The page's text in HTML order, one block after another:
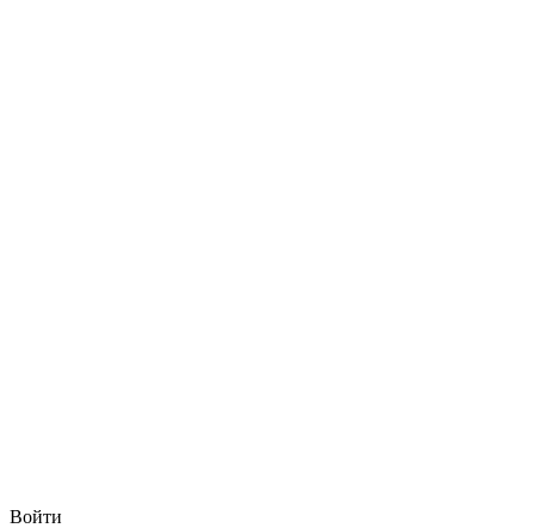
Войти